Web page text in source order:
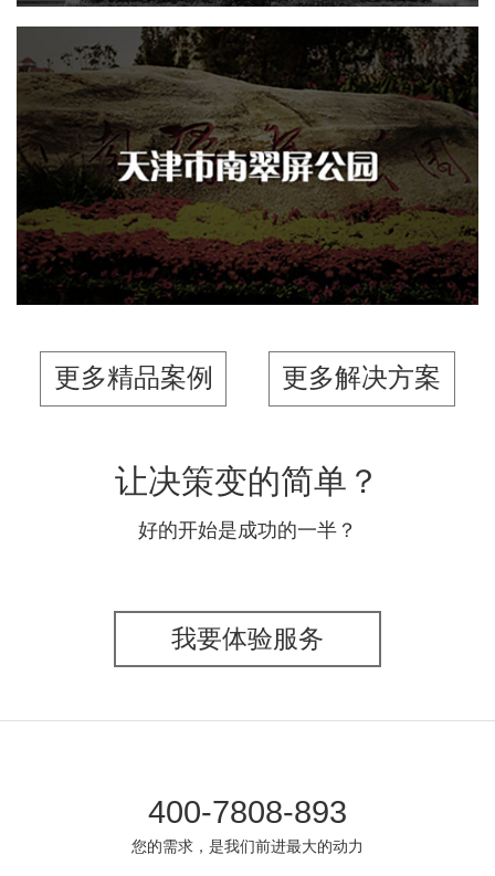
天津市南翠屏公园
AI人工智能 智慧公园 旅游休闲 智能语音亭
更多精品案例 更多解决方案
让决策变的简单？
好的开始是成功的一半？
我要体验服务
400-7808-893
您的需求，是我们前进最大的动力